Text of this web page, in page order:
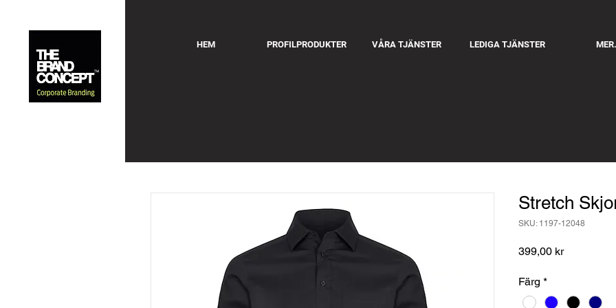
HEM PROFILPRODUKTER VÅRA TJÄNSTER LEDIGA TJÄNSTER
Stretch
SKU: 1197-12048
399,00 krPris
Färg *